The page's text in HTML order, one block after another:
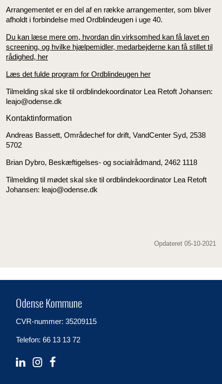
Arrangementet er en del af en række arrangementer, som bliver
afholdt i forbindelse med Ordblindeugen i uge 40.
Du kan læse mere om, hvordan din virksomhed kan få lavet en
screening, og hvilke hjælpemidler, medarbejderne kan få stillet til
rådighed, her
Læs det fulde program for Ordblindeugen her
Tilmelding skal ske til ordblindekoordinator Lea Retoft Johansen:
leajo@odense.dk
Kontaktinformation
Andreas Bassett, Områdechef for drift, VandCenter Syd, 2538
5702
Brian Dybro, Beskæftigelses- og socialrådmand, 2462 1118
Tilmelding til mødet skal ske til ordblindekoordinator Lea Retoft
Johansen: leajo@odense.dk
Opdateret 05-10-2021
Odense Kommune
CVR-nummer: 35209115
Telefon: 66 13 13 72